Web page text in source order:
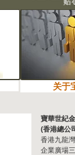
关于
寶華世紀
(香港總公
香港九龍
企業廣場